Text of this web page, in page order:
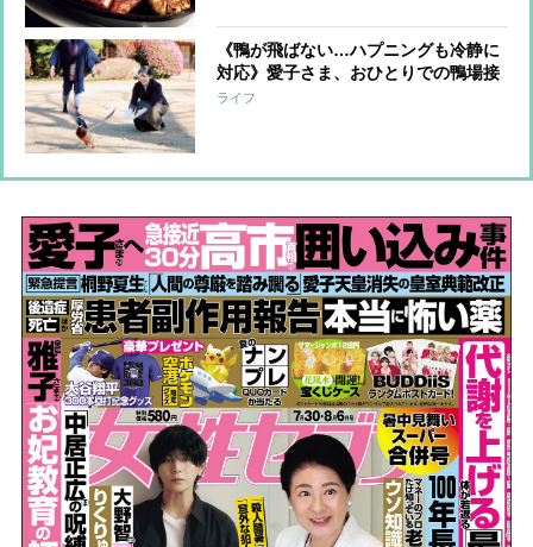
《鴨が飛ばない…ハプニングも冷静に
対応》愛子さま、おひとりでの鴨場接
待デビュー
ライフ